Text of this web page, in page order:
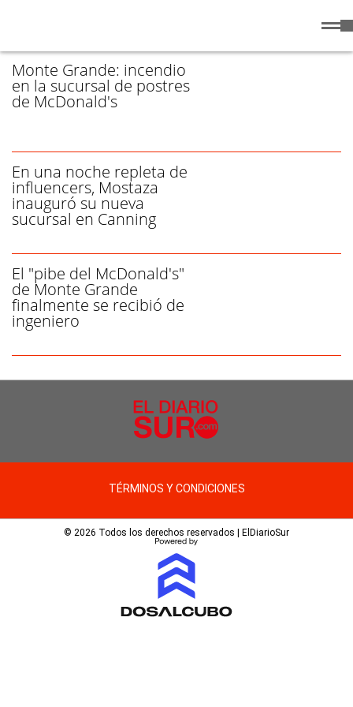
Monte Grande: incendio
en la sucursal de postres
de McDonald's
En una noche repleta de
influencers, Mostaza
inauguró su nueva
sucursal en Canning
El "pibe del McDonald's"
de Monte Grande
finalmente se recibió de
ingeniero
TÉRMINOS Y CONDICIONES
© 2026 Todos los derechos reservados | ElDiarioSur